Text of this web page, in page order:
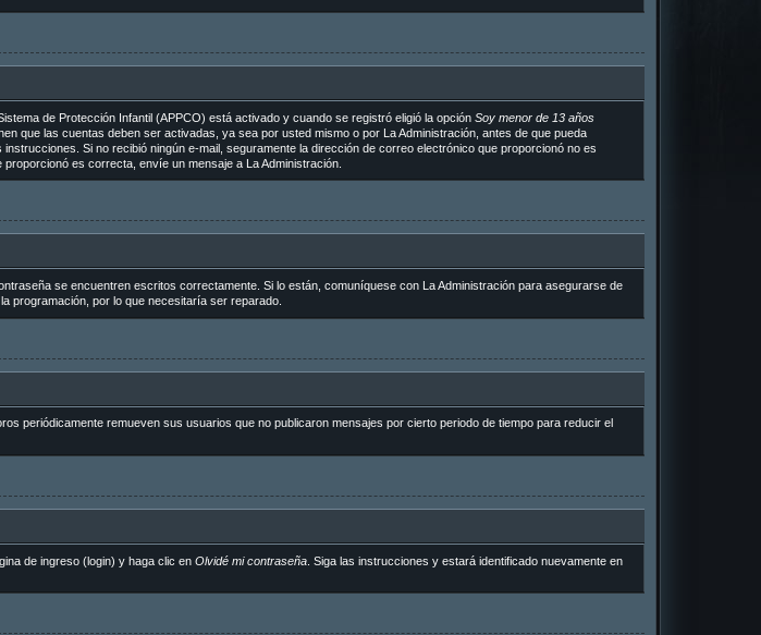
de Protección Infantil (APPCO) está activado y cuando se registró eligió la opción Soy menor de 13 años
que las cuentas deben ser activadas, ya sea por usted mismo o por La Administración, antes de que pueda
Si no recibió ningún e-mail, seguramente la dirección de correo electrónico que proporcionó no es
es correcta, envíe un mensaje a La Administración.
se encuentren escritos correctamente. Si lo están, comuníquese con La Administración para asegurarse de
programación, por lo que necesitaría ser reparado.
periódicamente remueven sus usuarios que no publicaron mensajes por cierto periodo de tiempo para reducir el
de ingreso (login) y haga clic en Olvidé mi contraseña. Siga las instrucciones y estará identificado nuevamente en